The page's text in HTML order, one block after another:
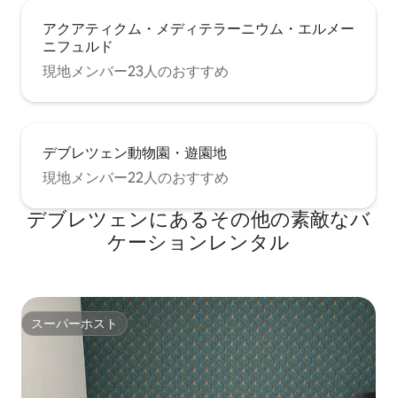
アクアティクム・メディテラーニウム・エルメー
ニフュルド
現地メンバー23人のおすすめ
デブレツェン動物園・遊園地
現地メンバー22人のおすすめ
デブレツェンにあるその他の素敵なバ
ケーションレンタル
スーパーホスト
スーパーホスト